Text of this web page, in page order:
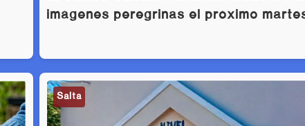
imágenes peregrinas el próximo
Salta